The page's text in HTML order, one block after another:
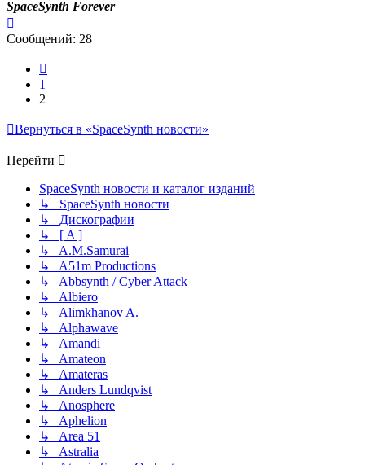
SpaceSynth Forever
к
началу
Сообщений: 28
1
2
Вернуться в «SpaceSynth новости»
Перейти
SpaceSynth новости и каталог изданий
↳ SpaceSynth новости
↳ Дискографии
↳ [ A ]
↳ A.M.Samurai
↳ A51m Productions
↳ Abbsynth / Cyber Attack
↳ Albiero
↳ Alimkhanov A.
↳ Alphawave
↳ Amandi
↳ Amateon
↳ Amateras
↳ Anders Lundqvist
↳ Anosphere
↳ Aphelion
↳ Area 51
↳ Astralia